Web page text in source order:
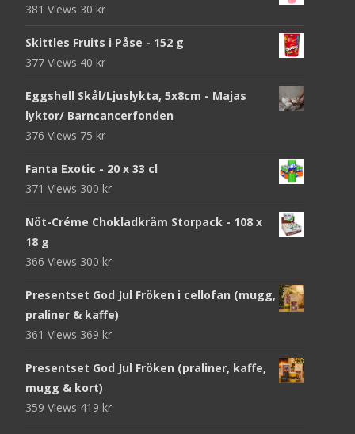
381 Views 30 kr
Skittles Fruits i Påse - 152 g
377 Views 40 kr
Eggshell Skål/Ljuslykta, 5x8cm - Majas
lyktor/ Barncancerfonden
376 Views 75 kr
Fanta Exotic - 20 x 33 cl
371 Views 300 kr
Nöt-Créme Chokladkräm Storpack - 108 x
18 g
366 Views 300 kr
Presentset God Jul Fröken i cellofan (mugg,
praliner & kaffe)
361 Views 369 kr
Presentset God Jul Fröken (praliner, kaffe,
mugg & kort)
359 Views 419 kr